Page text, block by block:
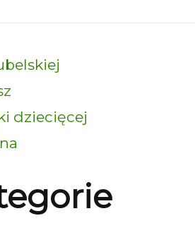
dziecięcej